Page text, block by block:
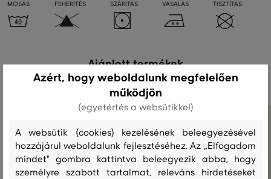
MOSÁS FEHÉRÍTÉS SZÁRÍTÁS VASALÁS TISZTÍTÁS
Ajánlott termékek
Azért, hogy weboldalunk megfelelően
működjön
(egyetértés a websütikkel)
A websütik (cookies) kezelésének beleegyezésével
hozzájárul weboldalunk fejlesztéséhez. Az „Elfogadom
mindet" gombra kattintva beleegyezik abba, hogy
személyre szabott tartalmat, releváns hirdetéseket